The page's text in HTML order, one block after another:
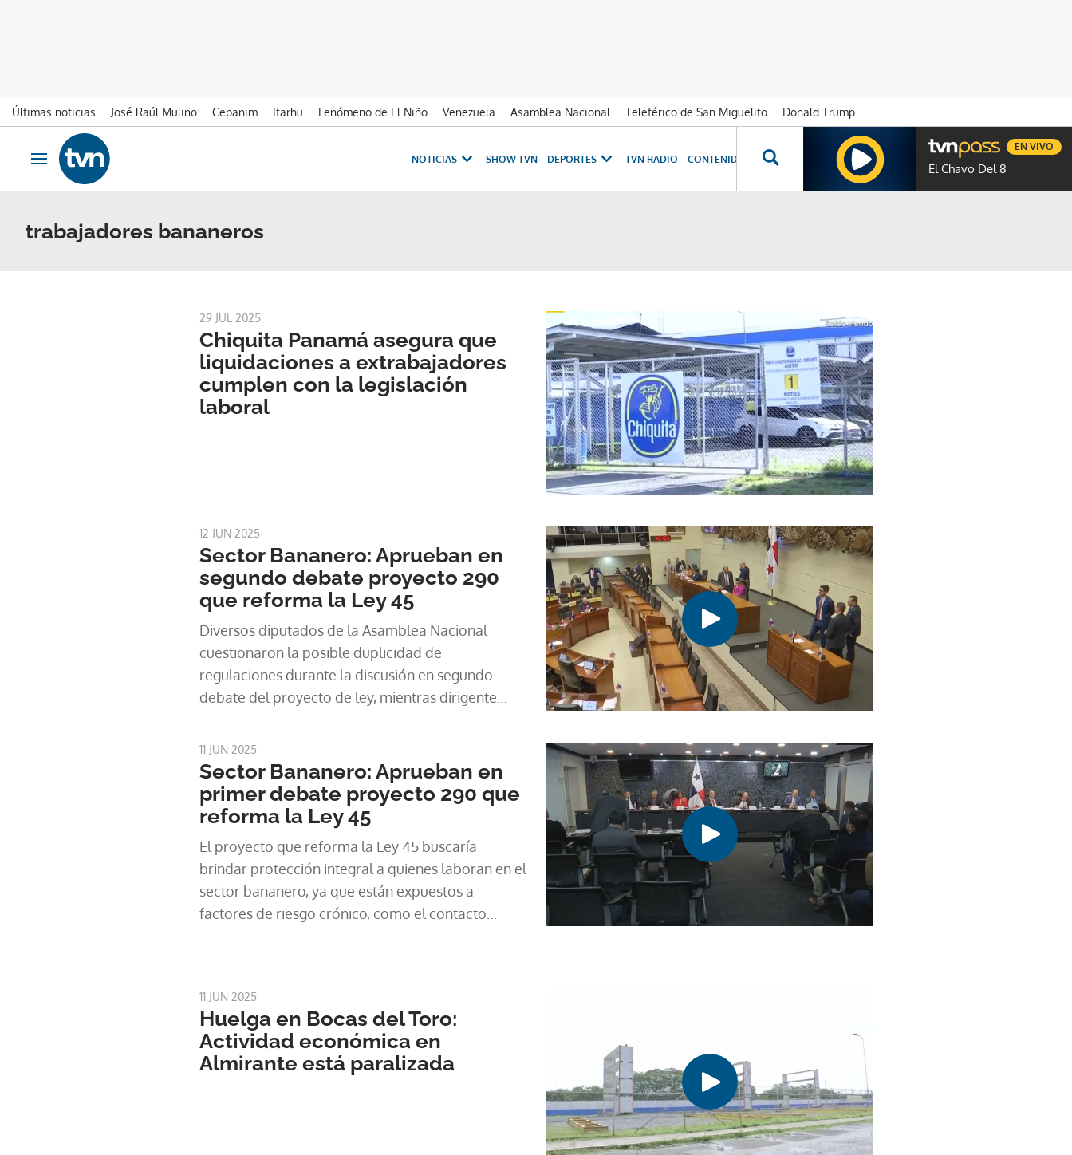
Últimas noticias José Raúl Mulino Cepanim Ifarhu Fenómeno de El Niño Venezuela Asamblea Nacional Teleférico de San Miguelito
Donald Trump
Ir al contenido
Obrir navegació
NOTICIAS SHOW TVN DEPORTES TVN RADIO CONTENIDOS ESPECIALES NOVELAS GENTE TVN
El Chavo Del 8
EN VIVO
trabajadores bananeros
29 JUL 2025
Chiquita Panamá asegura que
liquidaciones a extrabajadores
cumplen con la legislación
laboral
12 JUN 2025
Sector Bananero: Aprueban en
segundo debate proyecto 290
que reforma la Ley 45
Diversos diputados de la Asamblea Nacional
cuestionaron la posible duplicidad de
regulaciones durante la discusión en segundo
debate del proyecto de ley, mientras dirigente
presidenciales.
11 JUN 2025
Sector Bananero: Aprueban en
primer debate proyecto 290 que
reforma la Ley 45
El proyecto que reforma la Ley 45 buscaría
brindar protección integral a quienes laboran en el
sector bananero, ya que están expuestos a
factores de riesgo crónico, como el contacto
11 JUN 2025
Huelga en Bocas del Toro:
Actividad económica en
Almirante está paralizada